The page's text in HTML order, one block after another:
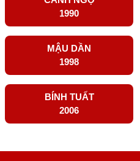
1990
MẬU DẦN
1998
BÍNH TUẤT
2006